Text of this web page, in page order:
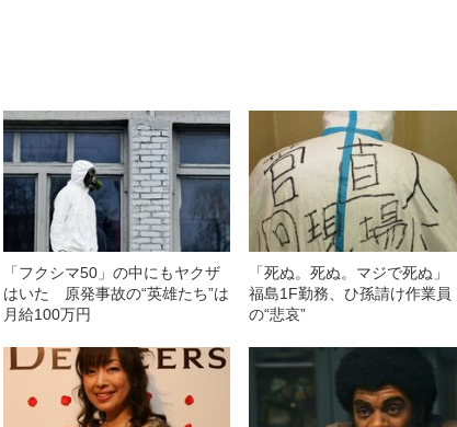
「フクシマ50」の中にもヤクザ
はいた 原発事故の“英雄たち”は
月給100万円
「死ぬ。死ぬ。マジで死ぬ」
福島1F勤務、ひ孫請け作業員
の“悲哀”